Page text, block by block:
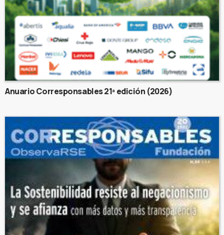
Anuario Corresponsables 21ª edición (2026)